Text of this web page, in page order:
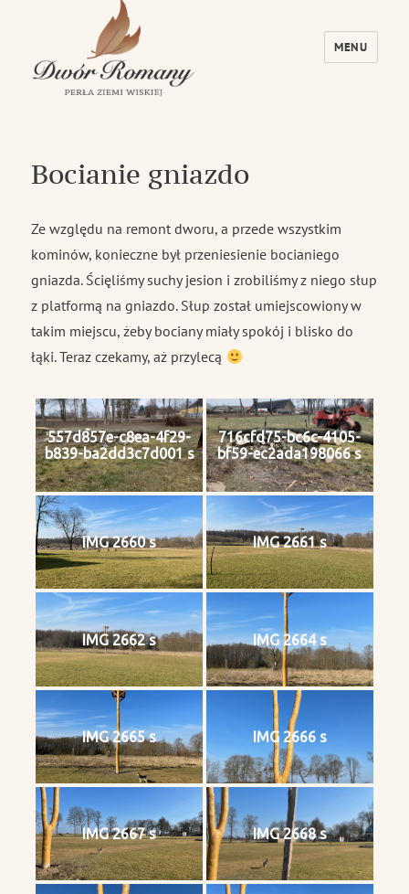
MENU
Bocianie gniazdo
Ze względu na remont dworu, a przede wszystkim
kominów, konieczne był przeniesienie bocianiego
gniazda. Ścięliśmy suchy jesion i zrobiliśmy z niego słup
z platformą na gniazdo. Słup został umiejscowiony w
takim miejscu, żeby bociany miały spokój i blisko do
łąki. Teraz czekamy, aż przylecą
557d857e-c8ea-4f29-
b839-ba2dd3c7d001 s
716cfd75-bc6c-4105-
bf59-ec2ada198066 s
IMG 2660 s IMG 2661 s
IMG 2662 s IMG 2664 s
IMG 2665 s IMG 2666 s
IMG 2667 s IMG 2668 s